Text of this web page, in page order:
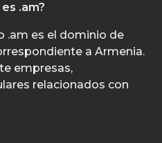
.am?
.am es el dominio de
a Armenia.
empresas,
relacionados con